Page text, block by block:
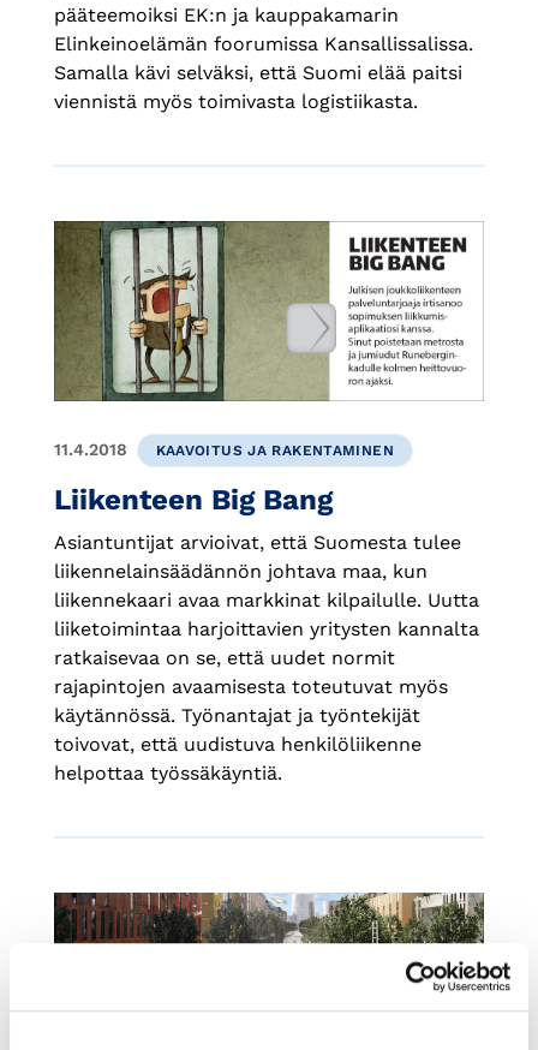
pääteemoiksi EK:n ja kauppakamarin
Elinkeinoelämän foorumissa Kansallissalissa.
Samalla kävi selväksi, että Suomi elää paitsi
viennistä myös toimivasta logistiikasta.
11.4.2018 KAAVOITUS JA RAKENTAMINEN
Liikenteen Big Bang
Asiantuntijat arvioivat, että Suomesta tulee
liikennelainsäädännön johtava maa, kun
liikennekaari avaa markkinat kilpailulle. Uutta
liiketoimintaa harjoittavien yritysten kannalta
ratkaisevaa on se, että uudet normit
rajapintojen avaamisesta toteutuvat myös
käytännössä. Työnantajat ja työntekijät
toivovat, että uudistuva henkilöliikenne
helpottaa työssäkäyntiä.